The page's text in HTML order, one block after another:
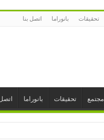
تحقيقات بانوراما اتصل بنا
مجتمع تحقيقات بانوراما